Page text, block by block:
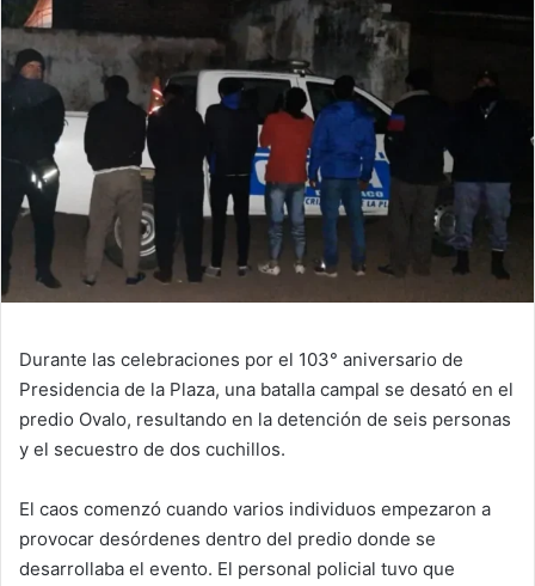
Durante las celebraciones por el 103° aniversario de
Presidencia de la Plaza, una batalla campal se desató en el
predio Ovalo, resultando en la detención de seis personas
y el secuestro de dos cuchillos.
El caos comenzó cuando varios individuos empezaron a
provocar desórdenes dentro del predio donde se
desarrollaba el evento. El personal policial tuvo que